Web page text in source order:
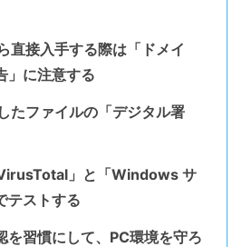
直接入手する際は「ドメイ
」に注意する
たファイルの「デジタル署
」と「Windows サ
テストする
を習慣にして、PC環境を守ろ